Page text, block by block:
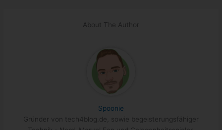
About The Author
Spoonie
Gründer von tech4blog.de, sowie begeisterungsfähiger